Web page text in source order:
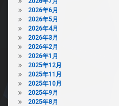
2026年6月
2026年5月
2026年4月
2026年3月
2026年2月
2026年1月
2025年12月
2025年11月
2025年10月
2025年9月
2025年8月